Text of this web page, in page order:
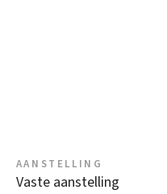
AANSTELLING
Vaste aanstelling